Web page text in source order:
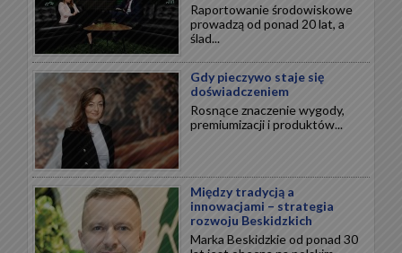
Raportowanie środowiskowe
prowadzą od ponad 20 lat, a
ślad...
Gdy pieczywo staje się
doświadczeniem
Rosnące znaczenie wygody,
premiumizacji i produktów...
Między tradycją a
innowacjami – strategia
rozwoju Beskidzkich
Marka Beskidzkie od ponad 30